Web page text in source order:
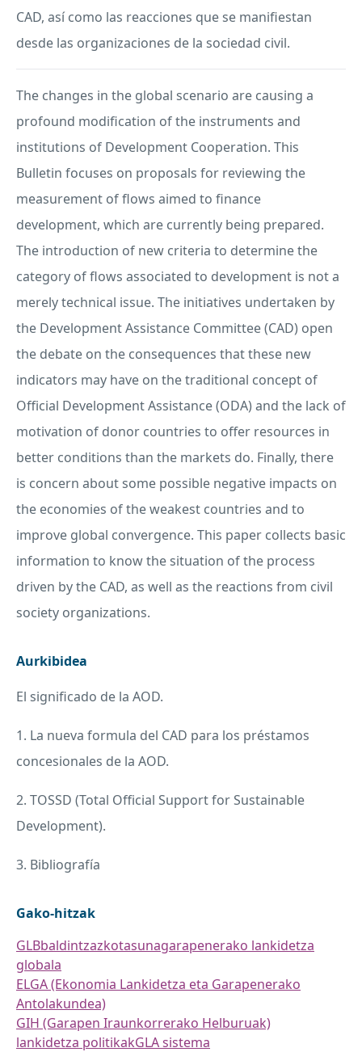
CAD, así como las reacciones que se manifiestan
desde las organizaciones de la sociedad civil.
The changes in the global scenario are causing a
profound modification of the instruments and
institutions of Development Cooperation. This
Bulletin focuses on proposals for reviewing the
measurement of flows aimed to finance
development, which are currently being prepared.
The introduction of new criteria to determine the
category of flows associated to development is not a
merely technical issue. The initiatives undertaken by
the Development Assistance Committee (CAD) open
the debate on the consequences that these new
indicators may have on the traditional concept of
Official Development Assistance (ODA) and the lack of
motivation of donor countries to offer resources in
better conditions than the markets do. Finally, there
is concern about some possible negative impacts on
the economies of the weakest countries and to
improve global convergence. This paper collects basic
information to know the situation of the process
driven by the CAD, as well as the reactions from civil
society organizations.
Aurkibidea
El significado de la AOD.
1. La nueva formula del CAD para los préstamos
concesionales de la AOD.
2. TOSSD (Total Official Support for Sustainable
Development).
3. Bibliografía
Gako-hitzak
GLBbaldintzazkotasunagarapenerako lankidetza
globala
ELGA (Ekonomia Lankidetza eta Garapenerako
Antolakundea)
GIH (Garapen Iraunkorrerako Helburuak)
lankidetza politikakGLA sistema